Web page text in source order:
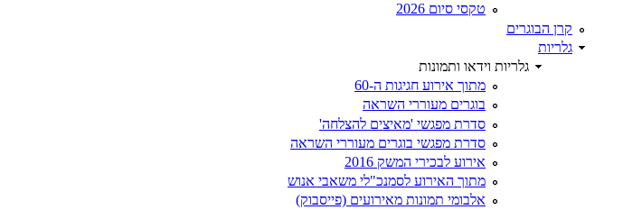
טקסי סיום 2026
קרן הבוגרים
גלריות
גלריות וידאו ותמונות
מתוך אירוע חגיגות ה-60
בוגרים מעוררי השראה
סדרת מפגשי 'מאיצים להצלחה'
סדרת מפגשי בוגרים מעוררי השראה
אירוע לבכירי המשק 2016
מתוך האירוע לסמנכ"לי משאבי אנוש
אלבומי תמונות מאירועים (פייסבוק)